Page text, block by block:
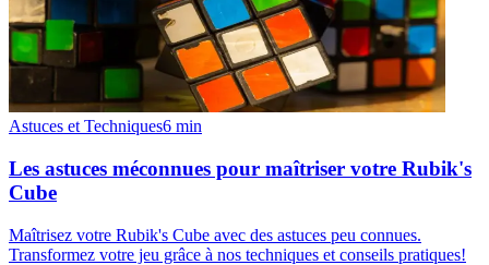
Astuces et Techniques6 min
Les astuces méconnues pour maîtriser votre Rubik's
Cube
Maîtrisez votre Rubik's Cube avec des astuces peu connues.
Transformez votre jeu grâce à nos techniques et conseils pratiques!